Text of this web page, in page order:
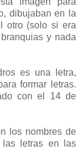
dibujaban en la
otro (solo si era
y nada
es una letra,
formar letras.
con el 14 de
los nombres de
letras en las